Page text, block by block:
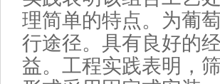
理简单的特点。为葡
行途径。具有良好的
益。工程实践表明，